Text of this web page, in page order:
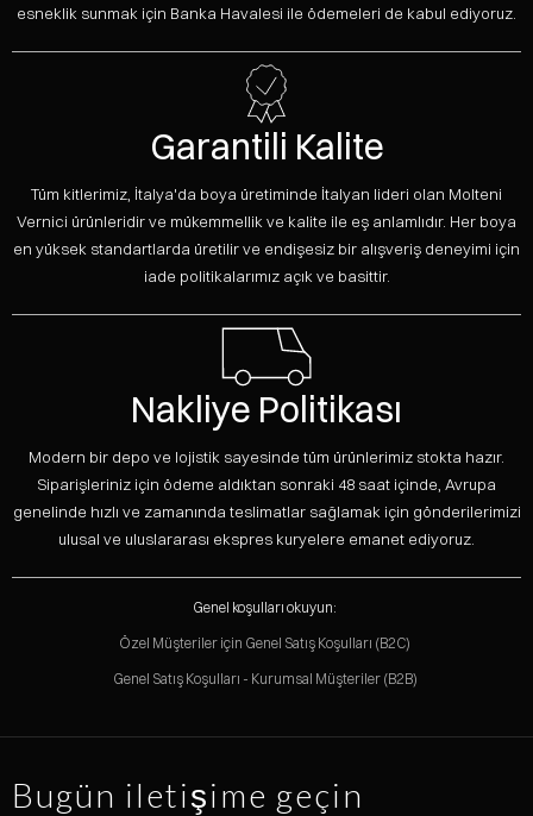
esneklik sunmak için Banka Havalesi ile ödemeleri de kabul ediyoruz.
Garantili Kalite
Tüm kitlerimiz, İtalya'da boya üretiminde İtalyan lideri olan Molteni
Vernici ürünleridir ve mükemmellik ve kalite ile eş anlamlıdır. Her boya
en yüksek standartlarda üretilir ve endişesiz bir alışveriş deneyimi için
iade politikalarımız açık ve basittir.
Nakliye Politikası
Modern bir depo ve lojistik sayesinde tüm ürünlerimiz stokta hazır.
Siparişleriniz için ödeme aldıktan sonraki 48 saat içinde, Avrupa
genelinde hızlı ve zamanında teslimatlar sağlamak için gönderilerimizi
ulusal ve uluslararası ekspres kuryelere emanet ediyoruz.
Genel koşulları okuyun:
Özel Müşteriler için Genel Satış Koşulları (B2C)
Genel Satış Koşulları - Kurumsal Müşteriler (B2B)
Bugün iletişime geçin